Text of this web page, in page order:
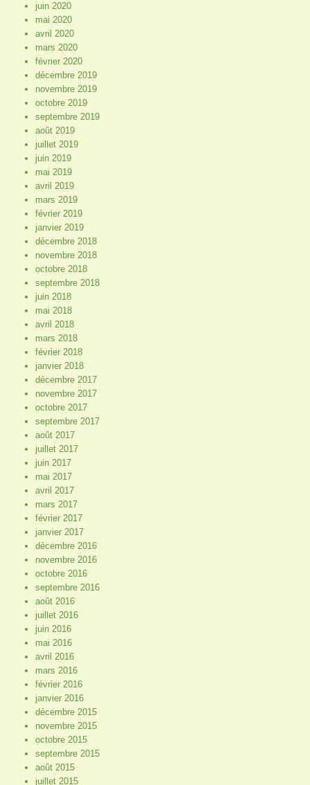
juin 2020
mai 2020
avril 2020
mars 2020
février 2020
décembre 2019
novembre 2019
octobre 2019
septembre 2019
août 2019
juillet 2019
juin 2019
mai 2019
avril 2019
mars 2019
février 2019
janvier 2019
décembre 2018
novembre 2018
octobre 2018
septembre 2018
juin 2018
mai 2018
avril 2018
mars 2018
février 2018
janvier 2018
décembre 2017
novembre 2017
octobre 2017
septembre 2017
août 2017
juillet 2017
juin 2017
mai 2017
avril 2017
mars 2017
février 2017
janvier 2017
décembre 2016
novembre 2016
octobre 2016
septembre 2016
août 2016
juillet 2016
juin 2016
mai 2016
avril 2016
mars 2016
février 2016
janvier 2016
décembre 2015
novembre 2015
octobre 2015
septembre 2015
août 2015
juillet 2015